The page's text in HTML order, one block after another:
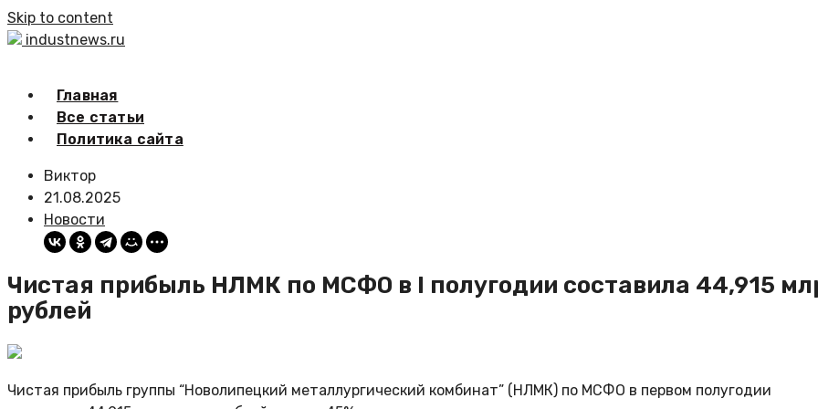
Skip to content
industnews.ru
Главная
Все статьи
Политика сайта
Виктор
21.08.2025
Новости
Чистая прибыль НЛМК по МСФО в I полугодии составила 44,915
рублей
Чистая прибыль группы “Новолипецкий металлургический комбинат” (НЛМК) по МСФО в первом полугодии